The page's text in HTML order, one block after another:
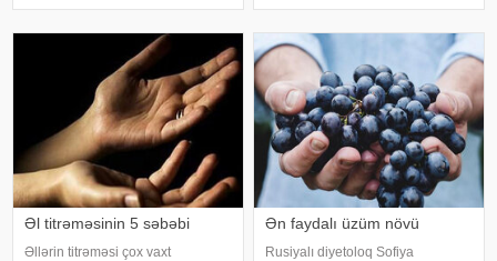
riskini azaltmaq üçün kalsium, D
ürəkbulanma kimi hallara səbəb
ol
Əl titrəməsinin 5 səbəbi
Əllərin titrəməsi çox vaxt
Ən faydalı üzüm növü
Rusiyalı diyetoloq Sofiya